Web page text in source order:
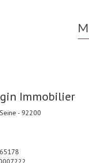
Immobilier
- 92200